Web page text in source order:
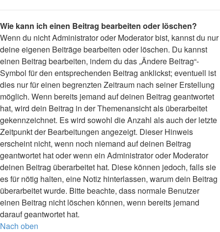
Wie kann ich einen Beitrag bearbeiten oder löschen?
Wenn du nicht Administrator oder Moderator bist, kannst du nur
deine eigenen Beiträge bearbeiten oder löschen. Du kannst
einen Beitrag bearbeiten, indem du das „Ändere Beitrag“-
Symbol für den entsprechenden Beitrag anklickst; eventuell ist
dies nur für einen begrenzten Zeitraum nach seiner Erstellung
möglich. Wenn bereits jemand auf deinen Beitrag geantwortet
hat, wird dein Beitrag in der Themenansicht als überarbeitet
gekennzeichnet. Es wird sowohl die Anzahl als auch der letzte
Zeitpunkt der Bearbeitungen angezeigt. Dieser Hinweis
erscheint nicht, wenn noch niemand auf deinen Beitrag
geantwortet hat oder wenn ein Administrator oder Moderator
deinen Beitrag überarbeitet hat. Diese können jedoch, falls sie
es für nötig halten, eine Notiz hinterlassen, warum dein Beitrag
überarbeitet wurde. Bitte beachte, dass normale Benutzer
einen Beitrag nicht löschen können, wenn bereits jemand
darauf geantwortet hat.
Nach oben